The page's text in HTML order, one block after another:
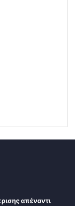
απέναντι